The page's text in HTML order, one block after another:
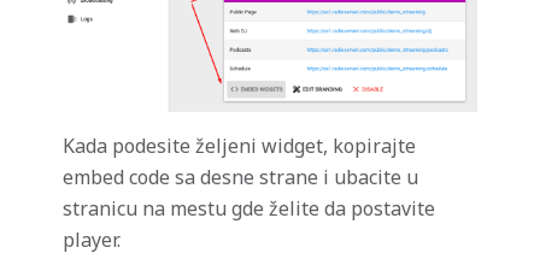
Kada podesite željeni widget, kopirajte
embed code sa desne strane i ubacite u
stranicu na mestu gde želite da postavite
player.